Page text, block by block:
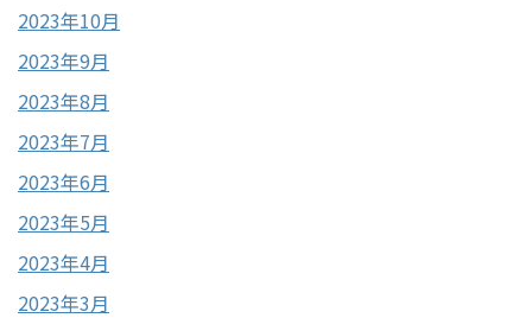
2023年10月
2023年9月
2023年8月
2023年7月
2023年6月
2023年5月
2023年4月
2023年3月